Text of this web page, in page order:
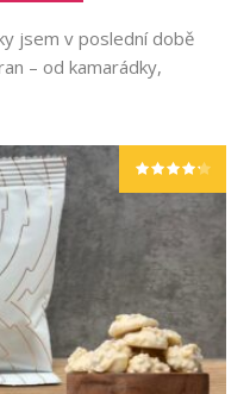
jsem v poslední době
– od kamarádky,